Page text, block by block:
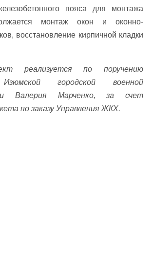
пояса для монтажа
монтаж окон и оконно-
восстановление кирпичной кладки
реализуется по поручению
Изюмской городской военной
Валерия Марченко, за счет
по заказу Управления ЖКХ.